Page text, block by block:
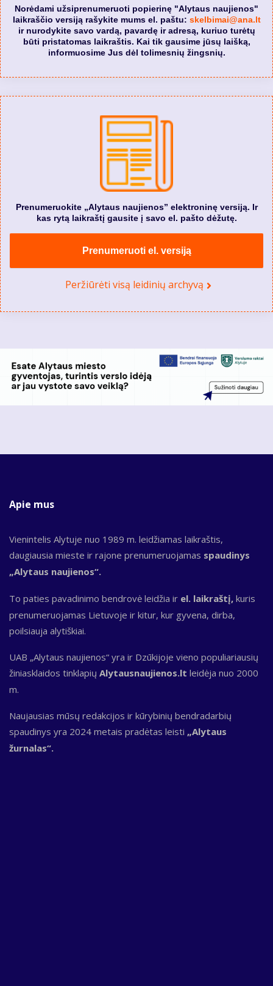
Norėdami užsiprenumeruoti popierinę "Alytaus naujienos"
laikraščio versiją rašykite mums el. paštu: skelbimai@ana.lt
ir nurodykite savo vardą, pavardę ir adresą, kuriuo turėtų
būti pristatomas laikraštis. Kai tik gausime jūsų laišką,
informuosime Jus dėl tolimesnių žingsnių.
Prenumeruokite „Alytaus naujienos” elektroninę versiją. Ir
kas rytą laikraštį gausite į savo el. pašto dėžutę.
Prenumeruoti el. versiją
Peržiūrėti visą leidinių archyvą
Apie mus
Vienintelis Alytuje nuo 1989 m. leidžiamas laikraštis,
daugiausia mieste ir rajone prenumeruojamas spaudinys
„Alytaus naujienos“.
To paties pavadinimo bendrovė leidžia ir el. laikraštį, kuris
prenumeruojamas Lietuvoje ir kitur, kur gyvena, dirba,
poilsiauja alytiškiai.
UAB „Alytaus naujienos“ yra ir Dzūkijoje vieno populiariausių
žiniasklaidos tinklapių Alytausnaujienos.lt leidėja nuo 2000
m.
Naujausias mūsų redakcijos ir kūrybinių bendradarbių
spaudinys yra 2024 metais pradėtas leisti „Alytaus
žurnalas“.